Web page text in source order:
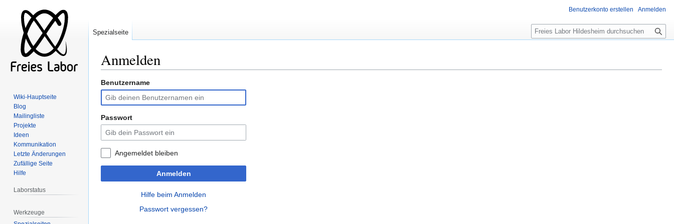
Anmelden
Zur
Navigation
springen
Zur
Suche
springen
Benutzername
Passwort
Angemeldet bleiben
Anmelden
Hilfe beim Anmelden
Passwort vergessen?
Benutzerkonto erstellen Anmelden
Spezialseite
Suche
Wiki-Hauptseite
Blog
Mailingliste
Projekte
Ideen
Kommunikation
Letzte Änderungen
Zufällige Seite
Hilfe
Laborstatus
Werkzeuge